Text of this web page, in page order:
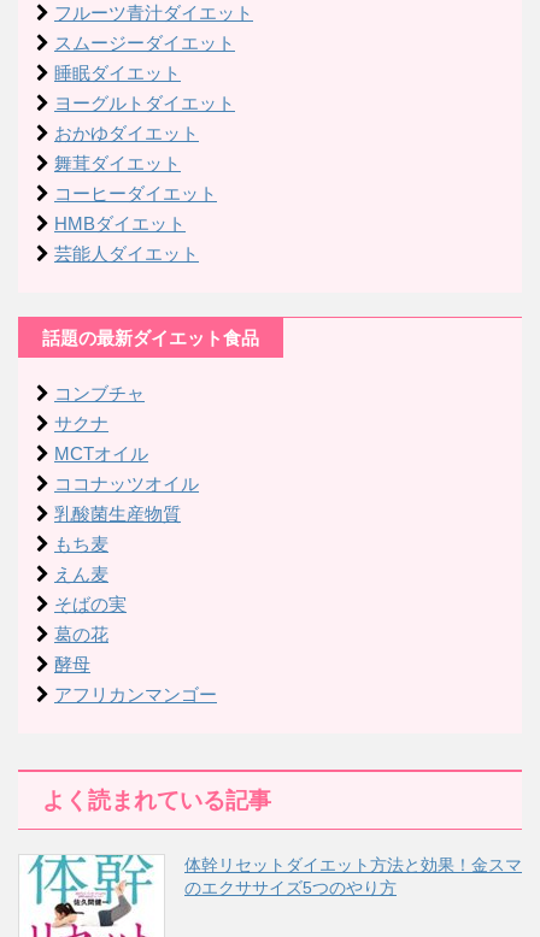
フルーツ青汁ダイエット
スムージーダイエット
睡眠ダイエット
ヨーグルトダイエット
おかゆダイエット
舞茸ダイエット
コーヒーダイエット
HMBダイエット
芸能人ダイエット
話題の最新ダイエット食品
コンブチャ
サクナ
MCTオイル
ココナッツオイル
乳酸菌生産物質
もち麦
えん麦
そばの実
葛の花
酵母
アフリカンマンゴー
よく読まれている記事
体幹リセットダイエット方法と効果！金スマ
のエクササイズ5つのやり方